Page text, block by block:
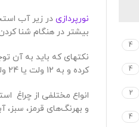
4
4
2
4
نورپردازی در زیر آب
بیشتر در هنگام شنا
نکته­ای که باید به آن
کرده و به 12 ولت یا 24 ولت برساند.
و بهرنگ‌های قرمز، سبز،